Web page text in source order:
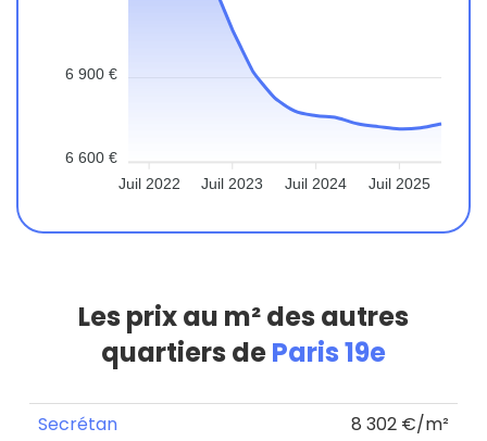
6 900 €
6 600 €
Juil 2022 Juil 2023 Juil 2024 Juil 2025
Les prix au m² des autres
quartiers deParis 19e
Secrétan 8 302 €/m²